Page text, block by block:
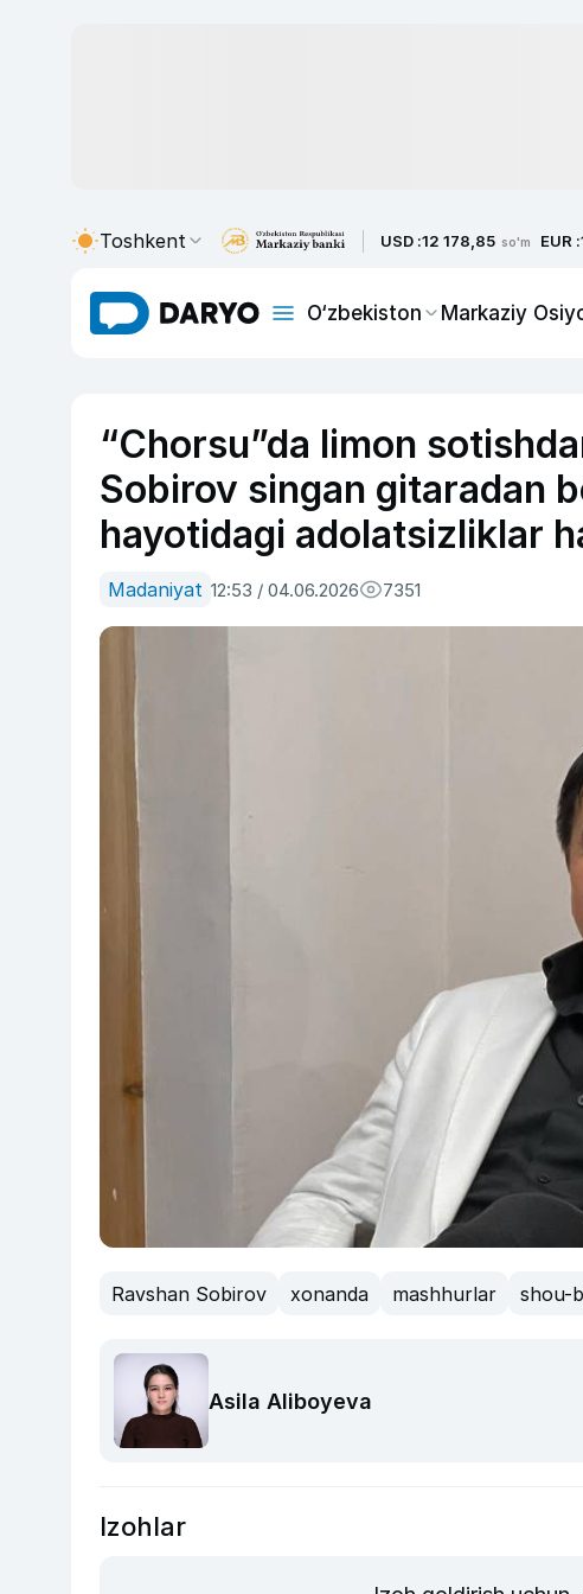
Toshkent USD :12 178,85 so'm EUR :
O‘zbekiston Markaziy
“Chorsu”da limon
Sobirov singan gitaradan
hayotidagi adolatsizliklar
Madaniyat 12:53 / 04.06.2026 7351
Ravshan Sobirov xonanda mashhurlar shou-
Asila Aliboyeva
Izohlar